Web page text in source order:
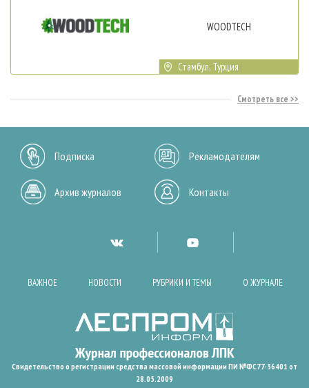
WOODTECH
Стамбул, Турция
Смотреть все
Подписка Рекламодателям
Архив журналов Контакты
ВАЖНОЕ НОВОСТИ РУБРИКИ И ТЕМЫ О ЖУРНАЛЕ
Свидетельство о регистрации средства массовой информации ПИ №ФС77-36401 от
28.05.2009